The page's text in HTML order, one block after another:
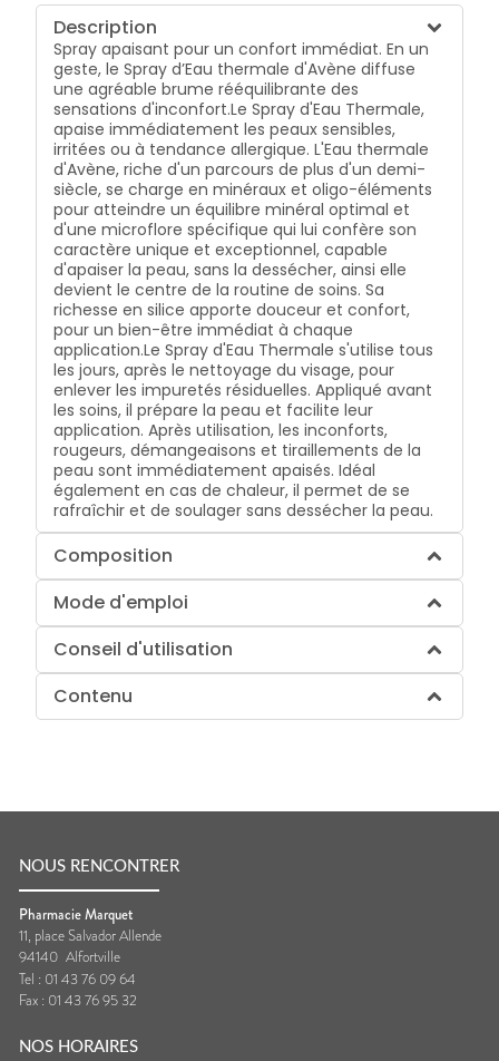
jours, après le nettoyage du visage, pour enlever les
impuretés résiduelles. Appliqué avant les soins, il
prépare la peau et facilite leur application. Après
utilisation, les inconforts, rougeurs, démangeaisons
et tiraillements de la peau sont immédiatement
apaisés. Idéal également en cas de chaleur, il
permet de se rafraîchir et de soulager sans
dessécher la peau.
Description
Spray apaisant pour un confort immédiat. En un
geste, le Spray d’Eau thermale d'Avène diffuse
une agréable brume rééquilibrante des
sensations d'inconfort.Le Spray d'Eau Thermale,
apaise immédiatement les peaux sensibles,
irritées ou à tendance allergique. L'Eau thermale
d'Avène, riche d'un parcours de plus d'un demi-
siècle, se charge en minéraux et oligo-éléments
pour atteindre un équilibre minéral optimal et
d'une microflore spécifique qui lui confère son
caractère unique et exceptionnel, capable
d'apaiser la peau, sans la dessécher, ainsi elle
devient le centre de la routine de soins. Sa
richesse en silice apporte douceur et confort,
pour un bien-être immédiat à chaque
application.Le Spray d'Eau Thermale s'utilise tous
les jours, après le nettoyage du visage, pour
enlever les impuretés résiduelles. Appliqué avant
les soins, il prépare la peau et facilite leur
application. Après utilisation, les inconforts,
rougeurs, démangeaisons et tiraillements de la
peau sont immédiatement apaisés. Idéal
également en cas de chaleur, il permet de se
rafraîchir et de soulager sans dessécher la peau.
Composition
Mode d'emploi
Conseil d'utilisation
Contenu
NOUS RENCONTRER
Pharmacie Marquet
11, place Salvador Allende
94140 Alfortville
Tel : 01 43 76 09 64
Fax : 01 43 76 95 32
NOS HORAIRES